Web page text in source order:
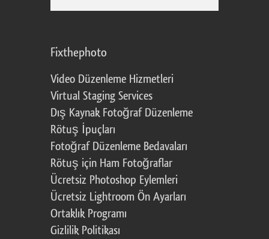
Fixthephoto
Video Düzenleme Hizmetleri
Virtual Staging Services
Dış Kaynak Fotoğraf Düzenleme
Rötuş İpuçları
Fotoğraf Düzenleme Bedavaları
Rötuş için Ham Fotoğraflar
Ücretsiz Photoshop Eylemleri
Ücretsiz Lightroom Ön Ayarları
Ortaklık Programı
Gizlilik Politikası